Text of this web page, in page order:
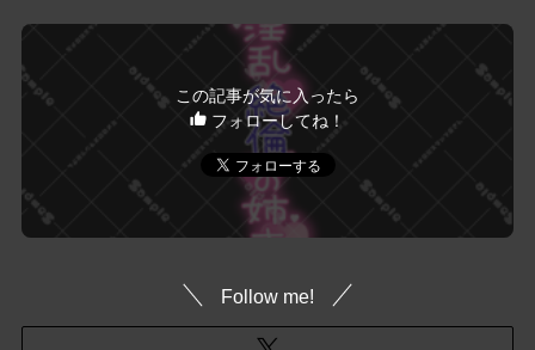
この記事が気に入ったら
フォローしてね！
Follow me!